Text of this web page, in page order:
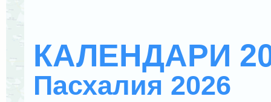
КАЛЕНДАРИ
Пасхалия 2026